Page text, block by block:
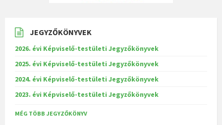
JEGYZŐKÖNYVEK
2026. évi Képviselő-testületi Jegyzőkönyvek
2025. évi Képviselő-testületi Jegyzőkönyvek
2024. évi Képviselő-testületi Jegyzőkönyvek
2023. évi Képviselő-testületi Jegyzőkönyvek
MÉG TÖBB JEGYZŐKÖNYV